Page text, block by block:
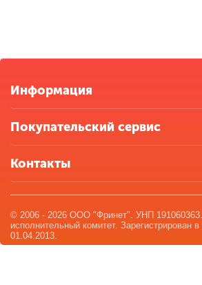
Информация
Покупательский сервис
Контакты
© 2006 - 2026 ООО "Фринет". УНП 191060363.
исполнительный комитет. Зарегистрирован
01.04.2013.